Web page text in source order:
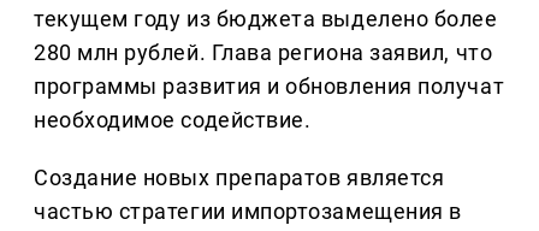
текущем году из бюджета выделено более
280 млн рублей. Глава региона заявил, что
программы развития и обновления получат
необходимое содействие.
Создание новых препаратов является
частью стратегии импортозамещения в